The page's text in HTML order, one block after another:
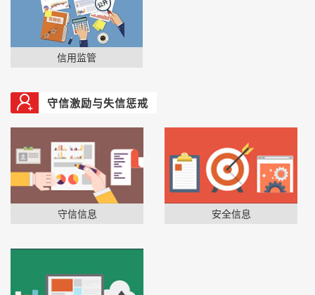
信用监管
守信激励与失信惩戒
守信信息 安全信息